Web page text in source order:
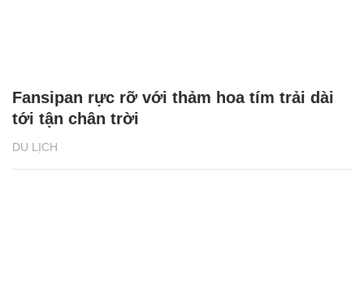
DU LỊCH
Fansipan rực rỡ với thảm hoa tím trải dài
tới tận chân trời